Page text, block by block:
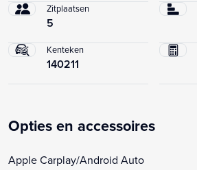
Zitplaatsen
5
Kenteken
140211
Opties en accessoires
Apple Carplay/Android Auto